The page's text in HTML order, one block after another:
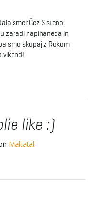
smer Čez S steno
zaradi napihanega in
smo skupaj z Rokom
vikend!
like :)
Maltatal.